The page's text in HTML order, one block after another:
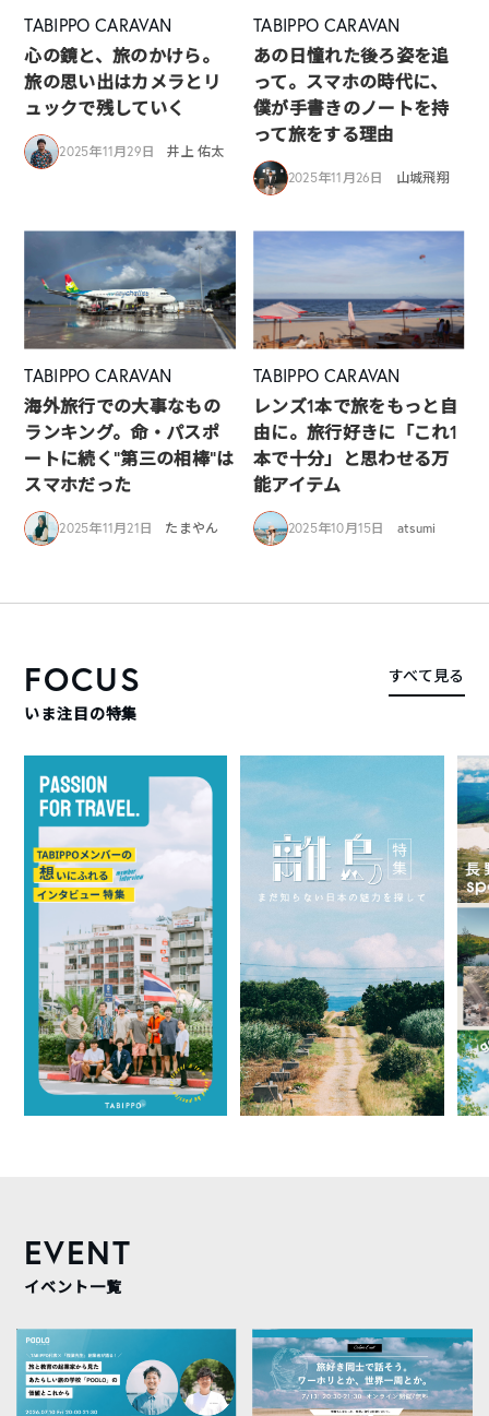
TABIPPO CARAVAN
心の鏡と、旅のかけら。
旅の思い出はカメラとリ
ュックで残していく
2025年11月29日 井上 佑太
TABIPPO CARAVAN
あの日憧れた後ろ姿を追
って。スマホの時代に、
僕が手書きのノートを持
って旅をする理由
2025年11月26日 山城飛翔
TABIPPO CARAVAN
海外旅行での大事なもの
ランキング。命・パスポ
ートに続く“第三の相棒”は
スマホだった
2025年11月21日 たまやん
TABIPPO CARAVAN
レンズ1本で旅をもっと自
由に。旅行好きに「これ1
本で十分」と思わせる万
能アイテム
2025年10月15日 atsumi
FOCUS
いま注目の特集
すべて見る
EVENT
イベント一覧